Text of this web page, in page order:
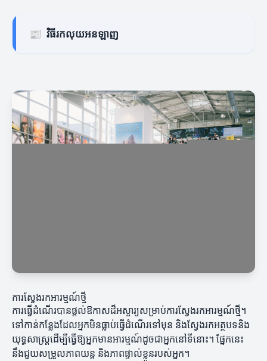
📰 វិធីរកលុយអនឡាញ
ការស្វែងរកអារម្មណ៍ថ្មី
ការធ្វើដំណើរបានផ្តល់ឱកាសដ៏អស្ចារ្យសម្រាប់ការស្វែងរកអារម្មណ៍ថ្មី។
ទៅកាន់កន្លែងដែលអ្នកមិនធ្លាប់ធ្វើដំណើរទៅមុន និងស្វែងរកអត្ថបទនិង
យុទ្ធសាស្ត្រដើម្បីធ្វើឱ្យអ្នកមានអារម្មណ៍ដូចជាអ្នកនៅទីនោះ។ ផ្នែកនេះ
នឹងជួយសម្រួលភាពយន្ត និងភាពផ្ទាល់ខ្លួនរបស់អ្នក។